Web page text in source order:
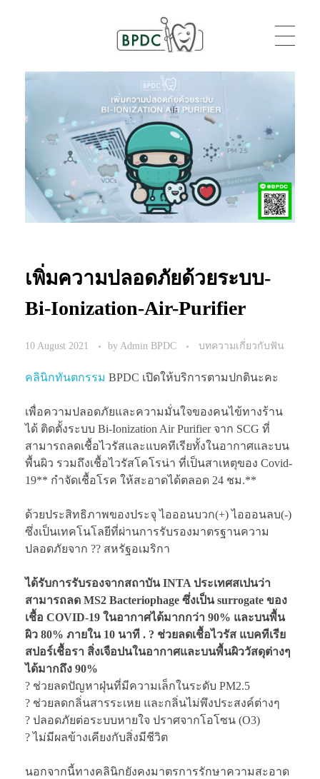
เพิ่มความปลอดภัยด้วยระบบ-
Bi-Ionization-Air-Purifier
10 August 2021 byAdmin BPDC บทความเกี่ยวกับฟัน
คลินิกทันตกรรม BPDC เปิดให้บริการตามปกตินะคะ
เพื่อความปลอดภัยและความมั่นใจของคนไข้ทางร้าน
ได้ ติดตั้งระบบ Bi-Ionization Air Purifier จาก SCG ที่
สามารถลดเชื้อไวรัสและแบคทีเรียทั้งในอากาศและบน
พื้นผิว รวมถึงเชื้อไวรัสโคโรน่า ที่เป็นสาเหตุของ Covid-
19** กำจัดเชื้อโรค ให้สะอาดได้ตลอด 24 ชม.**
ด้วยประสิทธิภาพของประจุ ไอออนบวก(+) ไอออนลบ(-)
ซึ่งเป็นเทคโนโลยีที่ผ่านการรับรองมาตรฐานความ
ปลอดภัยจาก ?? สหรัฐอเมริกา
ได้รับการรับรองจากสถาบัน INTA ประเทศสเปนว่า
สามารถลด MS2 Bacteriophage ซึ่งเป็น surrogate ของ
เชื้อ COVID-19 ในอากาศได้มากกว่า 90% และบนพื้น
ผิว 80% ภายใน 10 นาที . ? ช่วยลดเชื้อไวรัส แบคทีเรีย
สปอร์เชื้อรา สิ่งเจือปนในอากาศและบนพื้นผิววัสดุต่างๆ
ได้มากถึง 90%
? ช่วยลดปัญหาฝุ่นที่มีความเล็กในระดับ PM2.5
? ช่วยลดกลิ่นสารระเหย และกลิ่นไม่พึงประสงค์ต่างๆ
? ปลอดภัยต่อระบบหายใจ ปราศจากโอโซน (O3)
? ไม่มีผลข้างเคียงกับสิ่งมีชีวิต
นอกจากนี้ทางคลินิกยังคงมาตรการรักษาความสะอาด